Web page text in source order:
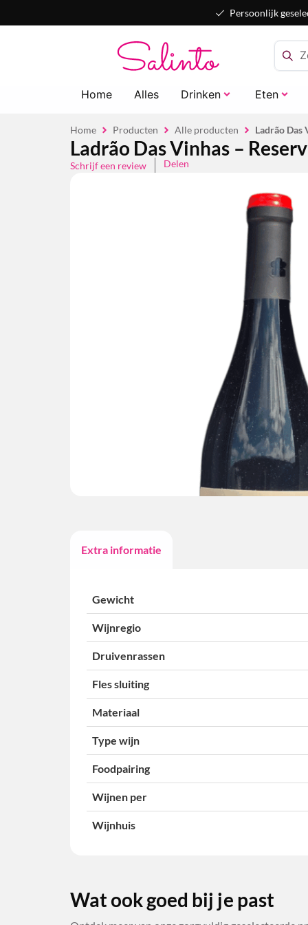
Persoonlijk
Home Alles Drinken Eten
Home Producten Alle producten Ladrão Das
Ladrão Das Vinhas –
Schrijf een review Delen
Extra informatie
Gewicht
Wijnregio
Druivenrassen
Fles sluiting
Materiaal
Type wijn
Foodpairing
Wijnen per
Wijnhuis
Wat ook goed bij je past